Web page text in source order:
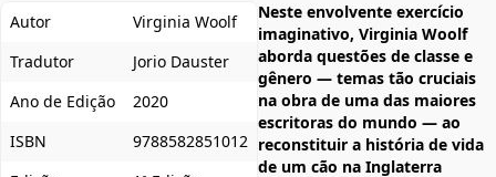
Autor
Virginia Woolf
Tradutor
Jorio Dauster
Ano de Edição
2020
ISBN
9788582851012
Neste envolvente exercício
imaginativo, Virginia Woolf
aborda questões de classe e
gênero — temas tão cruciais
na obra de uma das maiores
escritoras do mundo — ao
reconstituir a história de vida
de um cão na Inglaterra